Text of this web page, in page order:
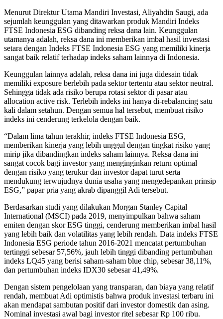
Menurut Direktur Utama Mandiri Investasi, Aliyahdin Saugi, ada
sejumlah keunggulan yang ditawarkan produk Mandiri Indeks
FTSE Indonesia ESG dibanding reksa dana lain. Keunggulan
utamanya adalah, reksa dana ini memberikan imbal hasil investasi
setara dengan Indeks FTSE Indonesia ESG yang memiliki kinerja
sangat baik relatif terhadap indeks saham lainnya di Indonesia.
Keunggulan lainnya adalah, reksa dana ini juga didesain tidak
memiliki exposure berlebih pada sektor tertentu atau sektor neutral.
Sehingga tidak ada risiko berupa rotasi sektor di pasar atau
allocation active risk. Terlebih indeks ini hanya di-rebalancing satu
kali dalam setahun. Dengan semua hal tersebut, membuat risiko
indeks ini cenderung terkelola dengan baik.
“Dalam lima tahun terakhir, indeks FTSE Indonesia ESG,
memberikan kinerja yang lebih unggul dengan tingkat risiko yang
mirip jika dibandingkan indeks saham lainnya. Reksa dana ini
sangat cocok bagi investor yang menginginkan return optimal
dengan risiko yang terukur dan investor dapat turut serta
mendukung terwujudnya dunia usaha yang mengedepankan prinsip
ESG,” papar pria yang akrab dipanggil Adi tersebut.
Berdasarkan studi yang dilakukan Morgan Stanley Capital
International (MSCI) pada 2019, menyimpulkan bahwa saham
emiten dengan skor ESG tinggi, cenderung memberikan imbal hasil
yang lebih baik dan volatilitas yang lebih rendah. Data indeks FTSE
Indonesia ESG periode tahun 2016-2021 mencatat pertumbuhan
tertinggi sebesar 57,56%, jauh lebih tinggi dibanding pertumbuhan
indeks LQ45 yang berisi saham-saham blue chip, sebesar 38,11%,
dan pertumbuhan indeks IDX30 sebesar 41,49%.
Dengan sistem pengelolaan yang transparan, dan biaya yang relatif
rendah, membuat Adi optimistis bahwa produk investasi terbaru ini
akan mendapat sambutan positif dari investor domestik dan asing.
Nominal investasi awal bagi investor ritel sebesar Rp 100 ribu.